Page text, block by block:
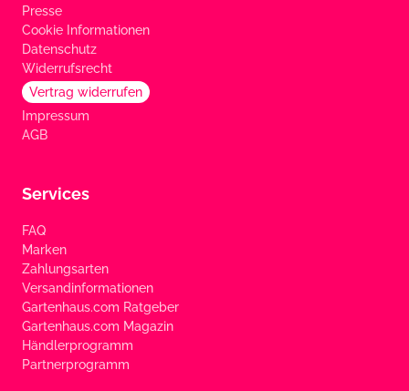
Presse
Cookie Informationen
Datenschutz
Widerrufsrecht
Vertrag widerrufen
Impressum
AGB
Services
FAQ
Marken
Zahlungsarten
Versandinformationen
Gartenhaus.com Ratgeber
Gartenhaus.com Magazin
Händlerprogramm
Partnerprogramm